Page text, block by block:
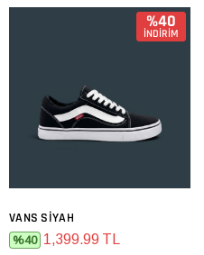
%40
İNDİRİM
VANS SIYAH
%40 1,399.99 TL